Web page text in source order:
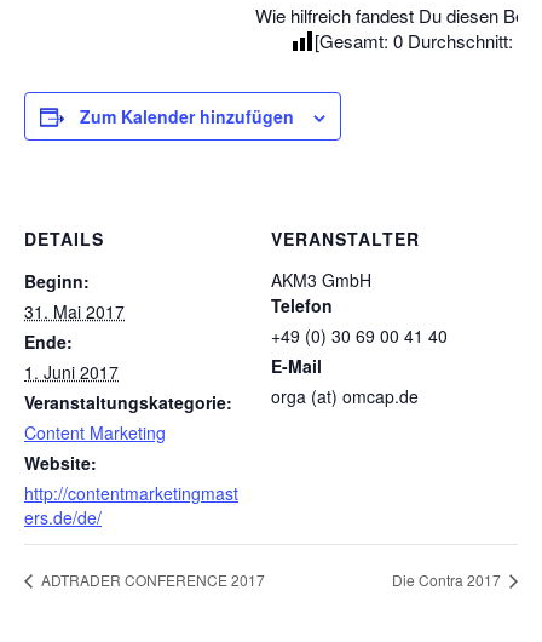
Wie hilfreich fandest Du diesen
[Gesamt: 0 Durchschnitt:
Zum Kalender hinzufügen
DETAILS
Beginn:
31. Mai 2017
Ende:
1. Juni 2017
Veranstaltungskategorie:
Content Marketing
Website:
http://contentmarketingmast
ers.de/de/
VERANSTALTER
AKM3 GmbH
Telefon
+49 (0) 30 69 00 41 40
E-Mail
orga (at) omcap.de
ADTRADER CONFERENCE 2017 Die Contra 2017